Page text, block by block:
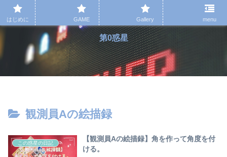
第0惑星
観測員Aの絵描録
この惑星の日記
【観測員Aの絵描録】角を作って角度を付
ける。
はじめに GAME Gallery menu